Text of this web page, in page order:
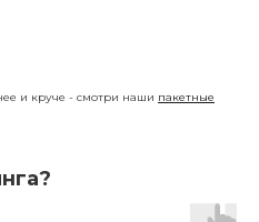
и круче - смотри наши пакетные